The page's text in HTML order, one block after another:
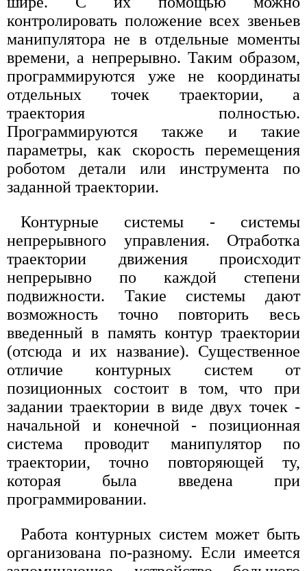
контролировать положение всех звеньев
манипулятора не в отдельные моменты
времени, а непрерывно. Таким образом,
программируются уже не координаты
отдельных точек траектории, а
траектория полностью.
Программируются также и такие
параметры, как скорость перемещения
роботом детали или инструмента по
заданной траектории.
Контурные системы - системы
непрерывного управления. Отработка
траектории движения происходит
непрерывно по каждой степени
подвижности. Такие системы дают
возможность точно повторить весь
введенный в память контур траектории
(отсюда и их название). Существенное
отличие контурных систем от
позиционных состоит в том, что при
задании траектории в виде двух точек -
начальной и конечной - позиционная
система проводит манипулятор по
траектории, точно повторяющей ту,
которая была введена при
программировании.
Работа контурных систем может быть
организована по-разному. Если имеется